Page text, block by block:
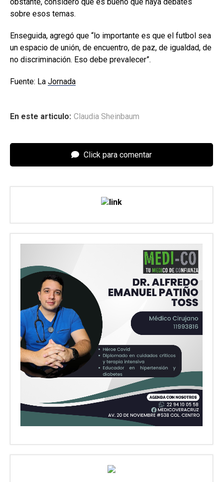
sobre esos temas.
Enseguida, agregó que “lo importante es que el futbol sea
un espacio de unión, de encuentro, de paz, de igualdad, de
no discriminación. Eso debe prevalecer”.
Fuente: La Jornada
En este articulo: Claudia Sheinbaum
Click para comentar